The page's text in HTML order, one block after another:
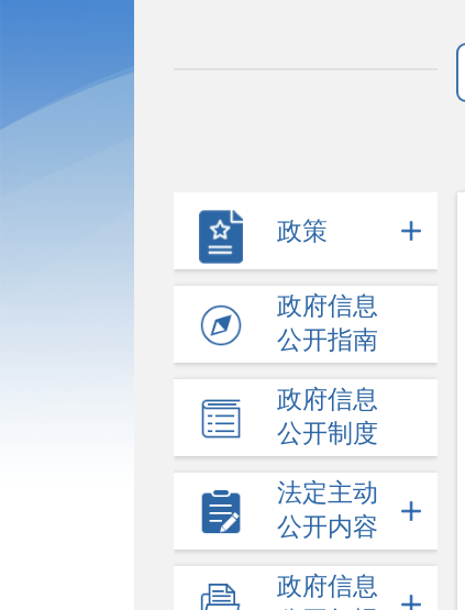
政策
政府信息
公开指南
政府信息
公开制度
法定主动
公开内容
政府信息